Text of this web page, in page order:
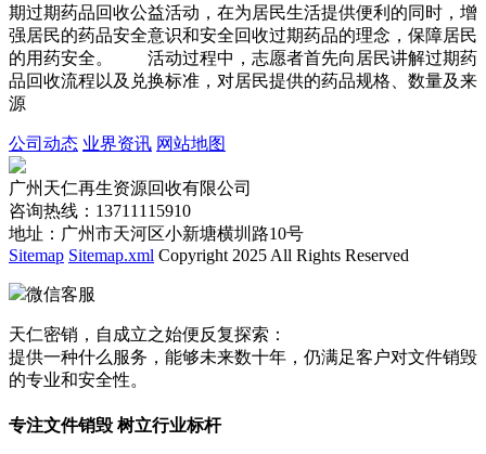
期过期药品回收公益活动，在为居民生活提供便利的同时，增
强居民的药品安全意识和安全回收过期药品的理念，保障居民
的用药安全。 活动过程中，志愿者首先向居民讲解过期药
品回收流程以及兑换标准，对居民提供的药品规格、数量及来
源
公司动态 业界资讯 网站地图
广州天仁再生资源回收有限公司
咨询热线：13711115910
地址：广州市天河区小新塘横圳路10号
Sitemap Sitemap.xml Copyright 2025 All Rights Reserved
微信客服
天仁密销，自成立之始便反复探索：
提供一种什么服务，能够未来数十年，仍满足客户对文件销毁
的专业和安全性。
专注文件销毁 树立行业标杆